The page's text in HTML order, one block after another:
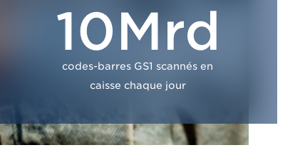
10Mrd
codes-barres GS1 scannés en
caisse chaque jour